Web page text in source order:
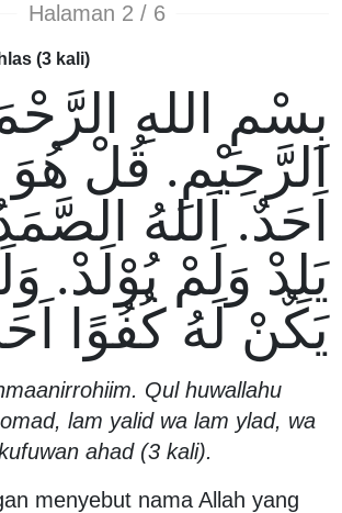
Halaman 2 / 6
(3 kali)
بِسْمِ اللهِ
الرَّحِيْمِ. قُلْ هُوَ
اَحَدٌ. اَللهُ
يَلِدْ وَلَمْ يُوْلَدْ.
يَكٌنْ لَهُ كُفُوًا
Qul huwallahu
lam yalid wa lam ylad, wa
ahad (3 kali).
menyebut nama Allah yang